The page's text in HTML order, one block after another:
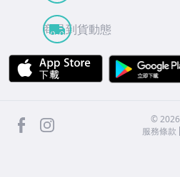
商品到貨動態
APP Store
facebook ©2026
服務條款